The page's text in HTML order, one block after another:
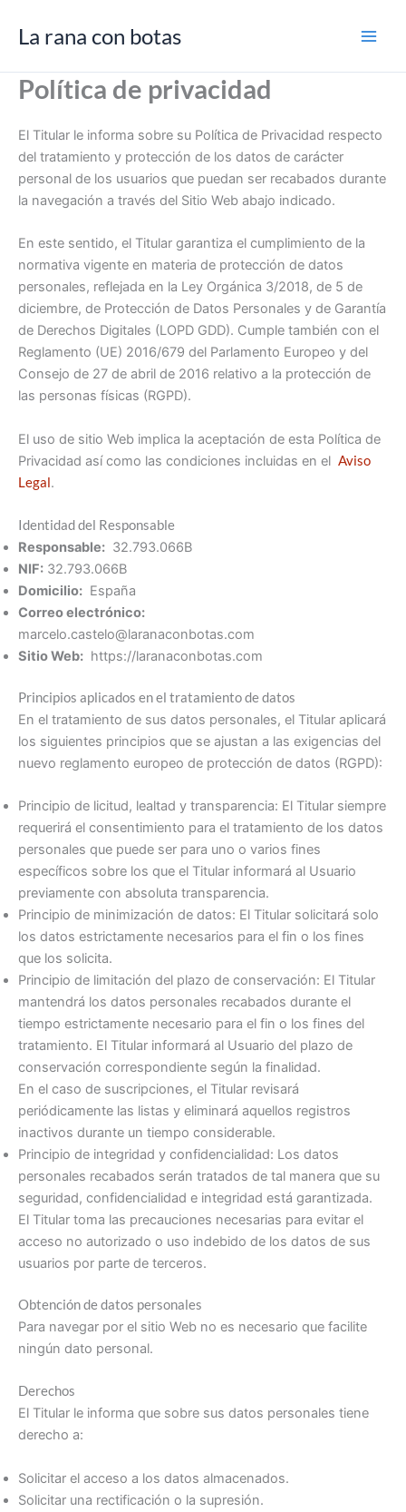
La rana con botas
Política de privacidad
El Titular le informa sobre su Política de Privacidad respecto
del tratamiento y protección de los datos de carácter
personal de los usuarios que puedan ser recabados durante
la navegación a través del Sitio Web abajo indicado.
En este sentido, el Titular garantiza el cumplimiento de la
normativa vigente en materia de protección de datos
personales, reflejada en la Ley Orgánica 3/2018, de 5 de
diciembre, de Protección de Datos Personales y de Garantía
de Derechos Digitales (LOPD GDD). Cumple también con el
Reglamento (UE) 2016/679 del Parlamento Europeo y del
Consejo de 27 de abril de 2016 relativo a la protección de
las personas físicas (RGPD).
El uso de sitio Web implica la aceptación de esta Política de
Privacidad así como las condiciones incluidas en el Aviso
Legal.
Identidad del Responsable
Responsable: 32.793.066B
NIF: 32.793.066B
Domicilio: España
Correo electrónico:
marcelo.castelo@laranaconbotas.com
Sitio Web: https://laranaconbotas.com
Principios aplicados en el tratamiento de datos
En el tratamiento de sus datos personales, el Titular aplicará
los siguientes principios que se ajustan a las exigencias del
nuevo reglamento europeo de protección de datos (RGPD):
Principio de licitud, lealtad y transparencia: El Titular siempre
requerirá el consentimiento para el tratamiento de los datos
personales que puede ser para uno o varios fines
específicos sobre los que el Titular informará al Usuario
previamente con absoluta transparencia.
Principio de minimización de datos: El Titular solicitará solo
los datos estrictamente necesarios para el fin o los fines
que los solicita.
Principio de limitación del plazo de conservación: El Titular
mantendrá los datos personales recabados durante el
tiempo estrictamente necesario para el fin o los fines del
tratamiento. El Titular informará al Usuario del plazo de
conservación correspondiente según la finalidad.
En el caso de suscripciones, el Titular revisará
periódicamente las listas y eliminará aquellos registros
inactivos durante un tiempo considerable.
Principio de integridad y confidencialidad: Los datos
personales recabados serán tratados de tal manera que su
seguridad, confidencialidad e integridad está garantizada.
El Titular toma las precauciones necesarias para evitar el
acceso no autorizado o uso indebido de los datos de sus
usuarios por parte de terceros.
Obtención de datos personales
Para navegar por el sitio Web no es necesario que facilite
ningún dato personal.
Derechos
El Titular le informa que sobre sus datos personales tiene
derecho a:
Solicitar el acceso a los datos almacenados.
Solicitar una rectificación o la supresión.